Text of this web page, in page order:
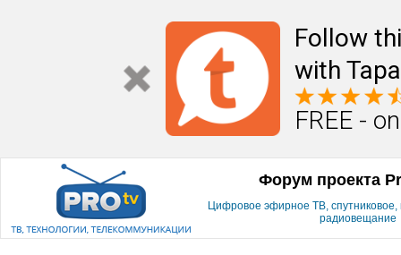
Follow
with
FREE -
Форум проекта
Цифровое эфирное ТВ, спутниковое,
радиовещание